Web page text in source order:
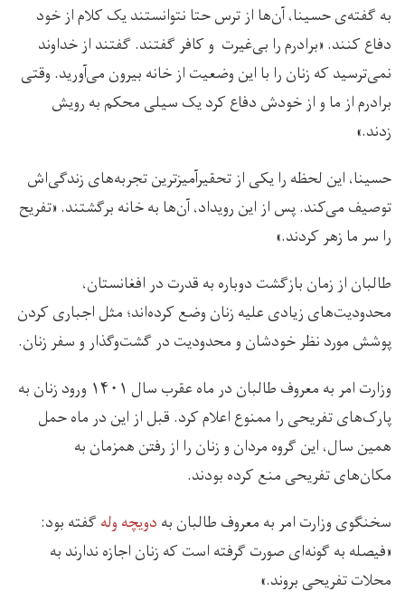
به گفته‌ی حسینا، آن‌ها از ترس حتا نتوانستند یک کلام از خود
دفاع کنند. «برادرم را بی‌غیرت و کافر گفتند. گفتند از خداوند
نمی‌ترسید که زنان را با این وضعیت از خانه بیرون می‌آورید. وقتی
برادرم از ما و از خودش دفاع کرد یک سیلی محکم به رویش
زدند.»
حسینا، این لحظه را یکی از تحقیرآمیزترین تجربه‌های زندگی‌اش
توصیف می‌کند. پس از این رویداد، آن‌ها به خانه برگشتند. «تفریح
را سر ما زهر کردند.»
طالبان از زمان بازگشت دوباره به قدرت در افغانستان،
محدودیت‌های زیادی علیه زنان وضع کرده‌اند؛ مثل اجباری کردن
پوشش مورد نظر خودشان و محدودیت در گشت‌وگذار و سفر زنان.
وزارت امر به معروف طالبان در ماه عقرب سال ۱۴۰۱ ورود زنان به
پارک‌های تفریحی را ممنوع اعلام کرد. قبل از این در ماه حمل
همین سال، این گروه مردان و زنان را از رفتن همزمان به
مکان‌های تفریحی منع کرده بودند.
سخنگوی وزارت امر به معروف طالبان بهدویچهولهگفته بود:
«فیصله به گونه‌ای صورت گرفته است که زنان اجازه ندارند به
محلات تفریحی بروند.»